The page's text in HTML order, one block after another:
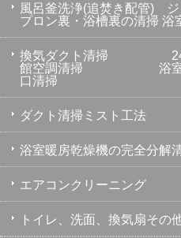
風呂釜洗浄(追焚き配
プロン裏・浴槽裏の清掃 浴
換気ダクト清掃 24時
館空調清掃 浴室乾
口清掃
ダクト清掃ミスト工法
浴室暖房乾燥機の完全分解
エアコンクリーニング
トイレ、洗面、換気扇その